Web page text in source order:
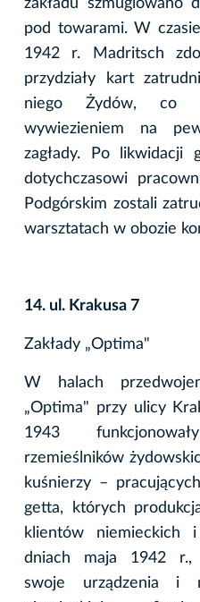
pod towarami. W
1942 r. Madritsch
przydziały kart
niego Żydów, co
wywiezieniem na
zagłady. Po
dotychczasowi
Podgórskim zostali
warsztatach w obozie
14. ul. Krakusa 7
Zakłady „Optima"
W halach
„Optima" przy ulicy
1943
rzemieślników
kuśnierzy –
getta, których
klientów niemieckich
dniach maja 1942 r.,
swoje urządzenia i